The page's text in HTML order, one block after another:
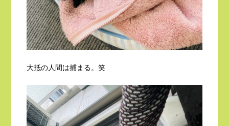
大抵の人間は捕まる。笑